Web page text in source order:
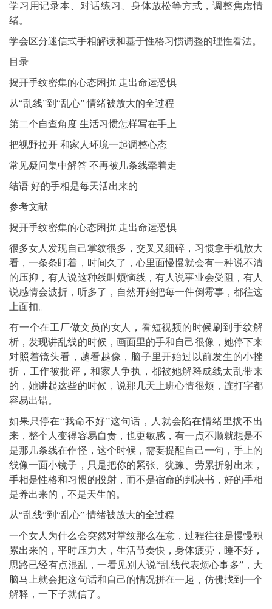
学习用记录本、对话练习、身体放松等方式，调整焦虑情
绪。
学会区分迷信式手相解读和基于性格习惯调整的理性看法。
目录
揭开手纹密集的心态困扰 走出命运恐惧
从“乱线”到“乱心” 情绪被放大的全过程
第二个自查角度 生活习惯怎样写在手上
把视野拉开 和家人环境一起调整心态
常见疑问集中解答 不再被几条线牵着走
结语 好的手相是每天活出来的
参考文献
揭开手纹密集的心态困扰 走出命运恐惧
很多女人发现自己掌纹很多，交叉又细碎，习惯拿手机放大
看，一条条盯着，时间久了，心里面慢慢就会有一种说不清
的压抑，有人说这种线叫烦恼线，有人说事业会受阻，有人
说感情会波折，听多了，自然开始把每一件倒霉事，都往这
上面扣。
有一个在工厂做文员的女人，看短视频的时候刷到手纹解
析，发现讲乱线的时候，画面里的手和自己很像，她停下来
对照着镜头看，越看越像，脑子里开始过以前发生的小挫
折，工作被批评，和家人争执，都被她解释成线太乱带来
的，她讲起这些的时候，说那几天上班心情很烦，连打字都
容易出错。
如果只停在“我命不好”这句话，人就会陷在情绪里拔不出
来，整个人变得容易自责，也更敏感，有一点不顺就想是不
是那几条线在作怪，这个时候，需要提醒自己一句，手上的
线像一面小镜子，只是把你的紧张、犹豫、劳累折射出来，
手相是性格和习惯的投射，而不是宿命的判决书，好的手相
是养出来的，不是天生的。
从“乱线”到“乱心” 情绪被放大的全过程
一个女人为什么会突然对掌纹那么在意，过程往往是慢慢积
累出来的，平时压力大，生活节奏快，身体疲劳，睡不好，
思路已经有点混乱，一看见别人说“乱线代表烦心事多”，大
脑马上就会把这句话和自己的情况拼在一起，仿佛找到一个
解释，一下子就信了。